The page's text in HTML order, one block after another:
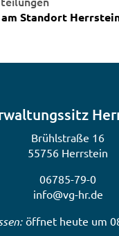
Standort
Brühlstraße 16
55756 Herrstein
06785-79-0
info@vg-hr.de
um weitere Öffnungs-
öffnet heute um